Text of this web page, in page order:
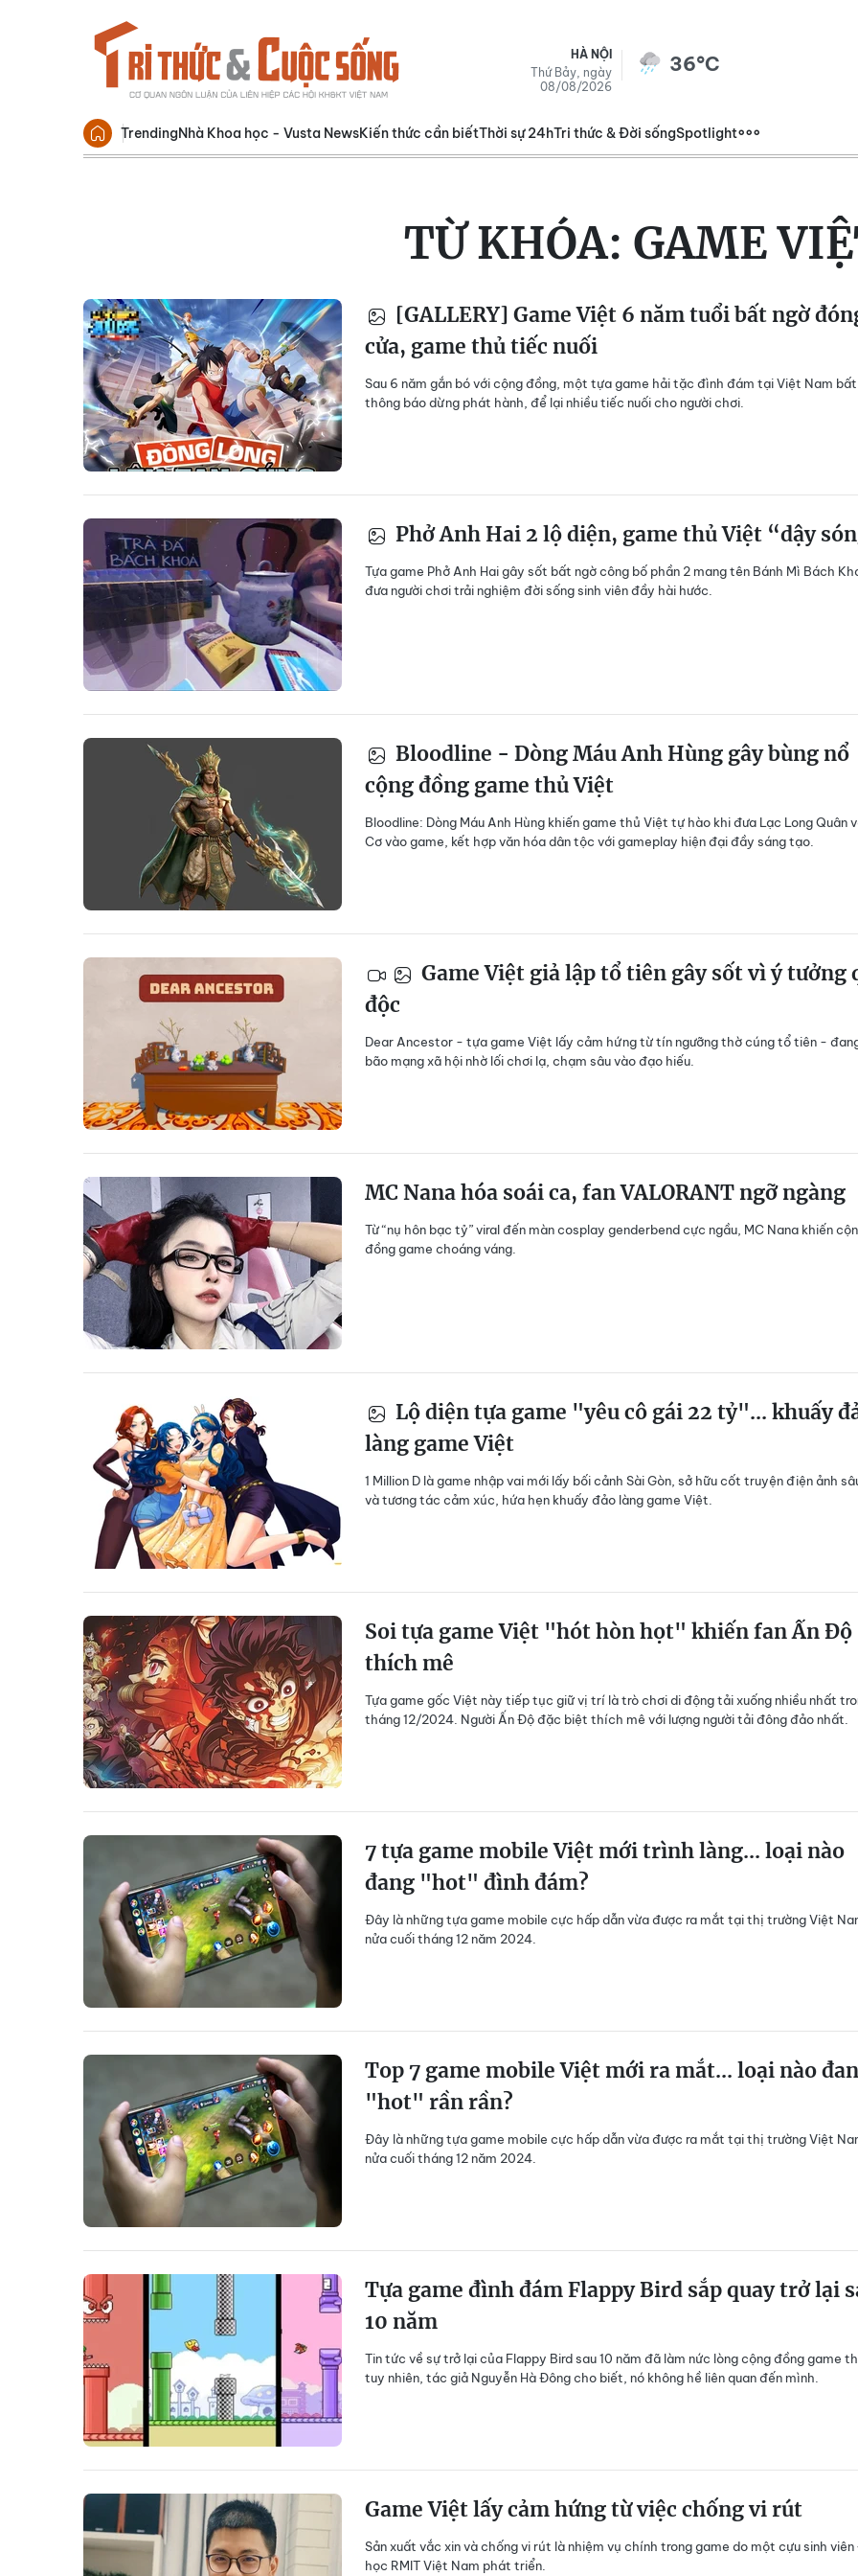
HÀ NỘI
Thứ Bảy, ngày
08/08/2026
36°C
TrendingNhà Khoa học - Vusta NewsKiến thức cần biếtThời sự 24hTri thức & Đời sốngSpotlight
TỪ KHÓA: GAME
[GALLERY] Game Việt 6 năm tuổi bất ngờ
cửa, game thủ tiếc nuối
Sau 6 năm gắn bó với cộng đồng, một tựa game hải tặc đình đám tại Việt Nam
thông báo dừng phát hành, để lại nhiều tiếc nuối cho người chơi.
Phở Anh Hai 2 lộ diện, game thủ Việt “dậy
Tựa game Phở Anh Hai gây sốt bất ngờ công bố phần 2 mang tên Bánh Mì Bách
đưa người chơi trải nghiệm đời sống sinh viên đầy hài hước.
Bloodline - Dòng Máu Anh Hùng gây bùng nổ
cộng đồng game thủ Việt
Bloodline: Dòng Máu Anh Hùng khiến game thủ Việt tự hào khi đưa Lạc Long Quân
Cơ vào game, kết hợp văn hóa dân tộc với gameplay hiện đại đầy sáng tạo.
Game Việt giả lập tổ tiên gây sốt vì ý tưởng
độc
Dear Ancestor - tựa game Việt lấy cảm hứng từ tín ngưỡng thờ cúng tổ tiên -
bão mạng xã hội nhờ lối chơi lạ, chạm sâu vào đạo hiếu.
MC Nana hóa soái ca, fan VALORANT ngỡ ngàng
Từ “nụ hôn bạc tỷ” viral đến màn cosplay genderbend cực ngầu, MC Nana khiến
đồng game choáng váng.
Lộ diện tựa game "yêu cô gái 22 tỷ"... khuấy
làng game Việt
1 Million D là game nhập vai mới lấy bối cảnh Sài Gòn, sở hữu cốt truyện điện ảnh
và tương tác cảm xúc, hứa hẹn khuấy đảo làng game Việt.
Soi tựa game Việt "hót hòn họt" khiến fan Ấn Độ
thích mê
Tựa game gốc Việt này tiếp tục giữ vị trí là trò chơi di động tải xuống nhiều nhất
tháng 12/2024. Người Ấn Độ đặc biệt thích mê với lượng người tải đông đảo nhất.
7 tựa game mobile Việt mới trình làng... loại nào
đang "hot" đình đám?
Đây là những tựa game mobile cực hấp dẫn vừa được ra mắt tại thị trường Việt
nửa cuối tháng 12 năm 2024.
Top 7 game mobile Việt mới ra mắt... loại nào
"hot" rần rần?
Đây là những tựa game mobile cực hấp dẫn vừa được ra mắt tại thị trường Việt
nửa cuối tháng 12 năm 2024.
Tựa game đình đám Flappy Bird sắp quay trở lại
10 năm
Tin tức về sự trở lại của Flappy Bird sau 10 năm đã làm nức lòng cộng đồng game
tuy nhiên, tác giả Nguyễn Hà Đông cho biết, nó không hề liên quan đến mình.
Game Việt lấy cảm hứng từ việc chống vi rút
Sản xuất vắc xin và chống vi rút là nhiệm vụ chính trong game do một cựu sinh
học RMIT Việt Nam phát triển.